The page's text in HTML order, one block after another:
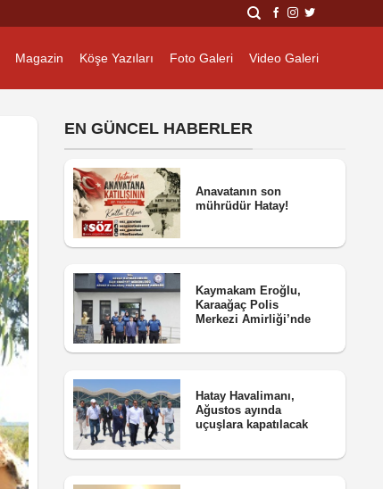
Magazin Köşe Yazıları Foto Galeri Video Galeri
EN GÜNCEL HABERLER
Anavatanın son
mührüdür Hatay!
Kaymakam Eroğlu,
Karaağaç Polis
Merkezi Amirliği’nde
Hatay Havalimanı,
Ağustos ayında
uçuşlara kapatılacak